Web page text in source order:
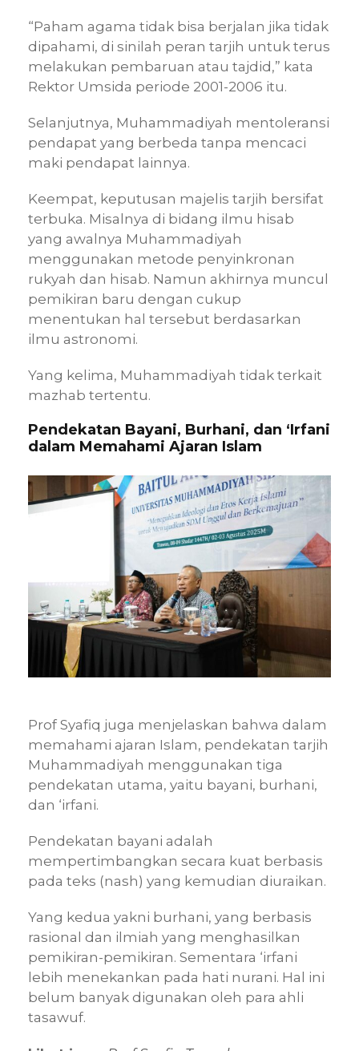
“Paham agama tidak bisa berjalan jika tidak
dipahami, di sinilah peran tarjih untuk terus
melakukan pembaruan atau tajdid,” kata
Rektor Umsida periode 2001-2006 itu.
Selanjutnya, Muhammadiyah mentoleransi
pendapat yang berbeda tanpa mencaci
maki pendapat lainnya.
Keempat, keputusan majelis tarjih bersifat
terbuka. Misalnya di bidang ilmu hisab
yang awalnya Muhammadiyah
menggunakan metode penyinkronan
rukyah dan hisab. Namun akhirnya muncul
pemikiran baru dengan cukup
menentukan hal tersebut berdasarkan
ilmu astronomi.
Yang kelima, Muhammadiyah tidak terkait
mazhab tertentu.
Pendekatan Bayani, Burhani, dan ‘Irfani
dalam Memahami Ajaran Islam
Prof Syafiq juga menjelaskan bahwa dalam
memahami ajaran Islam, pendekatan tarjih
Muhammadiyah menggunakan tiga
pendekatan utama, yaitu bayani, burhani,
dan ‘irfani.
Pendekatan bayani adalah
mempertimbangkan secara kuat berbasis
pada teks (nash) yang kemudian diuraikan.
Yang kedua yakni burhani, yang berbasis
rasional dan ilmiah yang menghasilkan
pemikiran-pemikiran. Sementara ‘irfani
lebih menekankan pada hati nurani. Hal ini
belum banyak digunakan oleh para ahli
tasawuf.